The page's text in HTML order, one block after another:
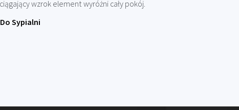
wzrok element wyróżni cały pokój.
Sypialni